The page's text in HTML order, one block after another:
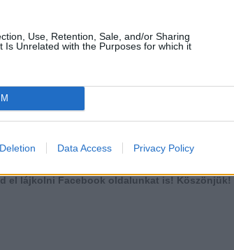
Use, Retention, Sale, and/or Sharing
Is Unrelated with the Purposes for which it
Data Access Privacy Policy
...4 5 6 7 8 9 10 11 12 13
és a kép megosztásához kattints a képre.
el lájkolni Facebook oldalunkat is! Köszönjük!